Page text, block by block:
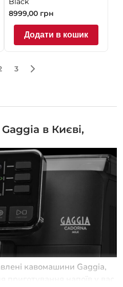
8999,00 грн
Додати в кошик
3
в Києві,
кавомашини Gaggia,
приготування напоїв у вас